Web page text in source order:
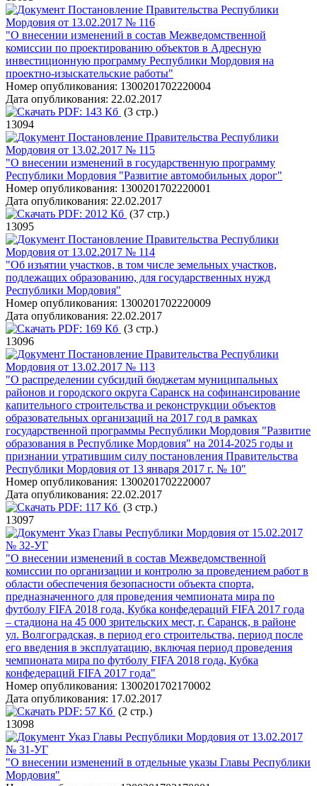
Постановление Правительства Республики
Мордовия от 13.02.2017 № 116
"О внесении изменений в состав Межведомственной
комиссии по проектированию объектов в Адресную
инвестиционную программу Республики Мордовия на
проектно-изыскательские работы"
Номер опубликования: 1300201702220004
Дата опубликования: 22.02.2017
PDF: 143 Кб (3 стр.)
13094
Постановление Правительства Республики
Мордовия от 13.02.2017 № 115
"О внесении изменений в государственную программу
Республики Мордовия "Развитие автомобильных дорог"
Номер опубликования: 1300201702220001
Дата опубликования: 22.02.2017
PDF: 2012 Кб (37 стр.)
13095
Постановление Правительства Республики
Мордовия от 13.02.2017 № 114
"Об изъятии участков, в том числе земельных участков,
подлежащих образованию, для государственных нужд
Республики Мордовия"
Номер опубликования: 1300201702220009
Дата опубликования: 22.02.2017
PDF: 169 Кб (3 стр.)
13096
Постановление Правительства Республики
Мордовия от 13.02.2017 № 113
"О распределении субсидий бюджетам муниципальных
районов и городского округа Саранск на софинансирование
капительного строительства и реконструкции объектов
образовательных организаций на 2017 год в рамках
государственной программы Республики Мордовия "Развитие
образования в Республике Мордовия" на 2014-2025 годы и
признании утратившим силу постановления Правительства
Республики Мордовия от 13 января 2017 г. № 10"
Номер опубликования: 1300201702220007
Дата опубликования: 22.02.2017
PDF: 117 Кб (3 стр.)
13097
Указ Главы Республики Мордовия от 15.02.2017
№ 32-УГ
"О внесении изменений в состав Межведомственной
комиссии по организации и контролю за проведением работ в
области обеспечения безопасности объекта спорта,
предназначенного для проведения чемпионата мира по
футболу FIFA 2018 года, Кубка конфедераций FIFA 2017 года
– стадиона на 45 000 зрительских мест, г. Саранск, в районе
ул. Волгоградская, в период его строительства, период после
его введения в эксплуатацию, включая период проведения
чемпионата мира по футболу FIFA 2018 года, Кубка
конфедераций FIFA 2017 года"
Номер опубликования: 1300201702170002
Дата опубликования: 17.02.2017
PDF: 57 Кб (2 стр.)
13098
Указ Главы Республики Мордовия от 13.02.2017
№ 31-УГ
"О внесении изменений в отдельные указы Главы Республики
Мордовия"